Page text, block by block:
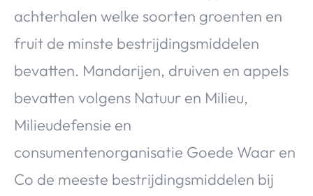
achterhalen welke soorten groenten en
fruit de minste bestrijdingsmiddelen
bevatten. Mandarijen, druiven en appels
bevatten volgens Natuur en Milieu,
Milieudefensie en
consumentenorganisatie Goede Waar en
Co de meeste bestrijdingsmiddelen bij